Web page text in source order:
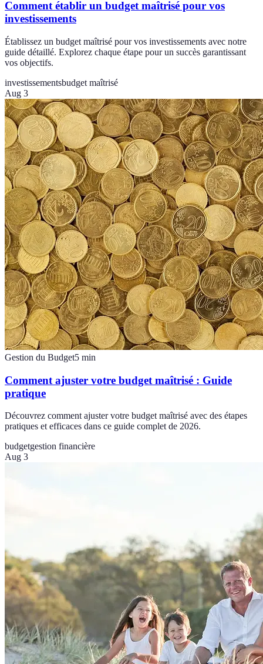
Comment établir un budget maîtrisé pour vos
investissements
Établissez un budget maîtrisé pour vos investissements avec notre
guide détaillé. Explorez chaque étape pour un succès garantissant
vos objectifs.
investissementsbudget maîtrisé
Aug 3
Gestion du Budget5 min
Comment ajuster votre budget maîtrisé : Guide
pratique
Découvrez comment ajuster votre budget maîtrisé avec des étapes
pratiques et efficaces dans ce guide complet de 2026.
budgetgestion financière
Aug 3